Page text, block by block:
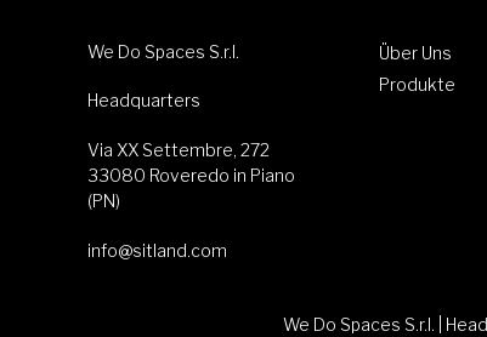
We Do Spaces S.r.l.
Headquarters
Via XX Settembre, 272
33080 Roveredo in Piano
(PN)
info@sitland.com
Über Uns
Produkte
We Do Spaces S.r.l. |